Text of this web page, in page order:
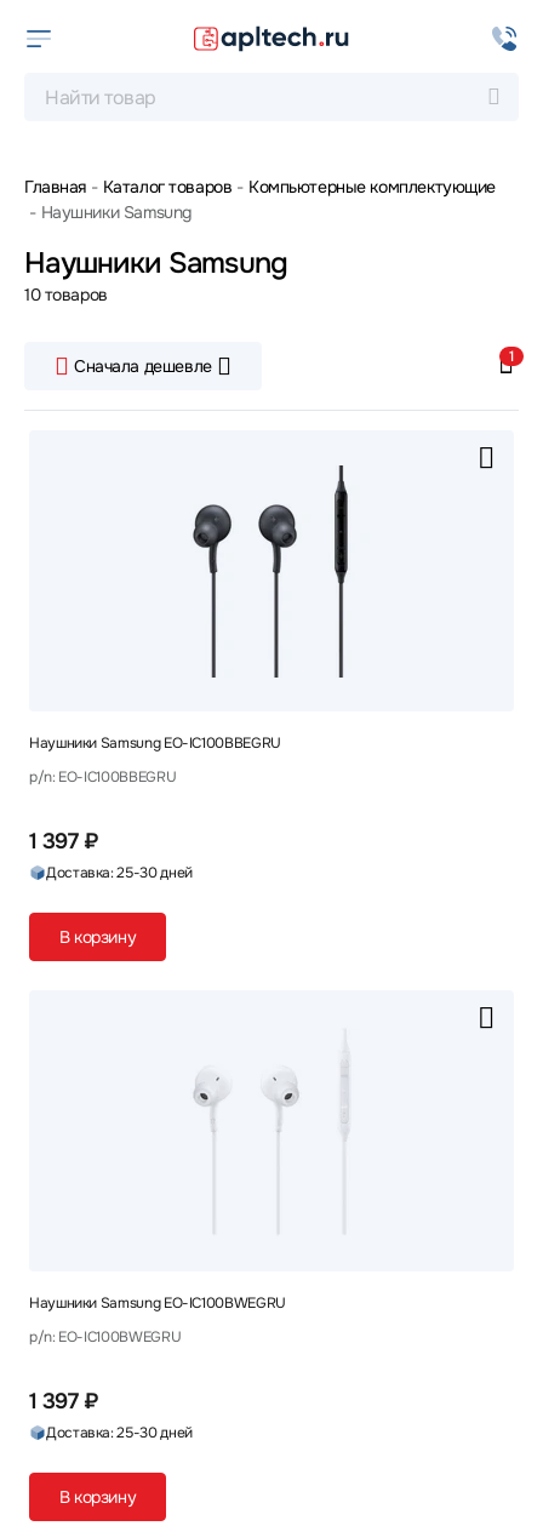
Главная Каталог товаров
Компьютерные комплектующие
Наушники Samsung
Наушники Samsung
10 товаров
Сначала дешевле 1
Наушники Samsung EO-IC100BBEGRU
p/n: EO-IC100BBEGRU
1 397 ₽
Доставка: 25-30 дней
В корзину
Наушники Samsung EO-IC100BWEGRU
p/n: EO-IC100BWEGRU
1 397 ₽
Доставка: 25-30 дней
В корзину